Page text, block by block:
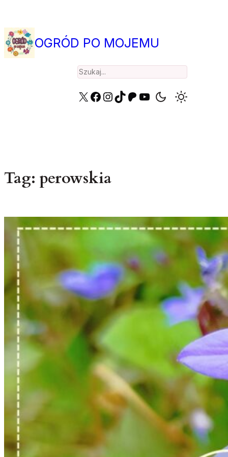
treści
OGRÓD PO MOJEMU
Search
X Facebook
Instagram
TikTok
Patreon
YouTube
Tag: perowskia